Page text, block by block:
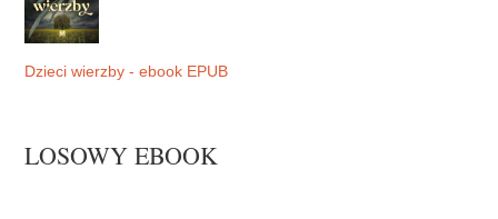
Dzieci wierzby - ebook EPUB
LOSOWY EBOOK